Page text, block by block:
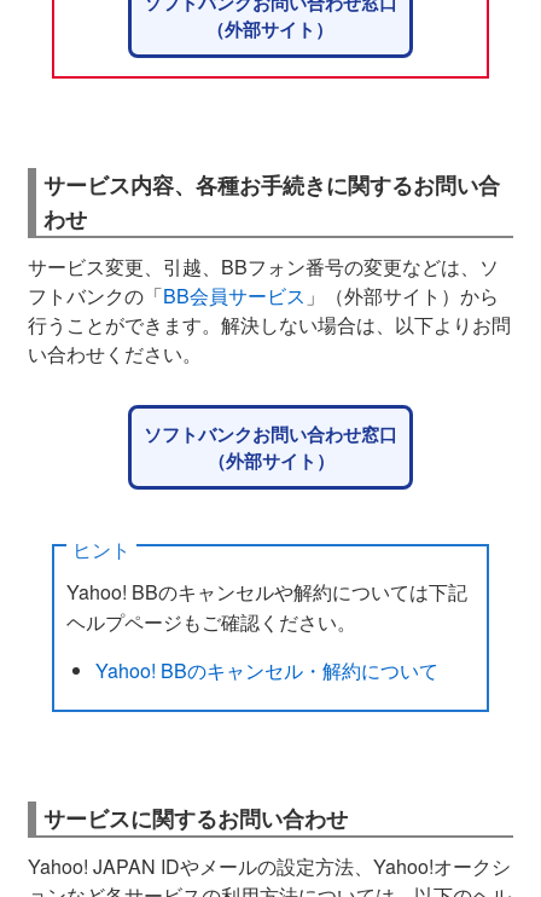
（外部サイト）
サービス内容、各種お手続きに関するお問い合
わせ
サービス変更、引越、BBフォン番号の変更などは、ソ
フトバンクの「BB会員サービス 」（外部サイト）から
行うことができます。解決しない場合は、以下よりお問
い合わせください。
ソフトバンクお問い合わせ窓口
（外部サイト）
ヒント
Yahoo! BBのキャンセルや解約については下記
ヘルプページもご確認ください。
Yahoo! BBのキャンセル・解約について
サービスに関するお問い合わせ
Yahoo! JAPAN IDやメールの設定方法、Yahoo!オークシ